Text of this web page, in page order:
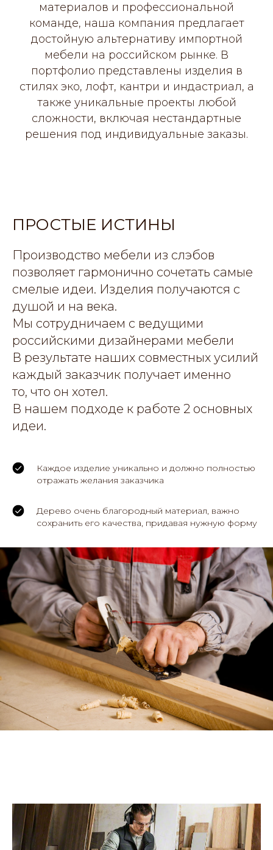
материалов и профессиональной
команде, наша компания предлагает
достойную альтернативу импортной
мебели на российском рынке. В
портфолио представлены изделия в
стилях эко, лофт, кантри и индастриал, а
также уникальные проекты любой
сложности, включая нестандартные
решения под индивидуальные заказы.
ПРОСТЫЕ ИСТИНЫ
Производство мебели из слэбов
позволяет гармонично сочетать самые
смелые идеи. Изделия получаются с
душой и на века.
Мы сотрудничаем с ведущими
российскими дизайнерами мебели
В результате наших совместных усилий
каждый заказчик получает именно
то, что он хотел.
В нашем подходе к работе 2 основных
идеи.
Каждое изделие уникально и должно полностью
отражать желания заказчика
Дерево очень благородный материал, важно
сохранить его качества, придавая нужную форму